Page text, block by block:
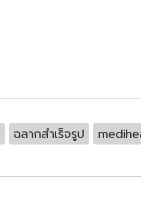
ฉลากสำเร็จรูป